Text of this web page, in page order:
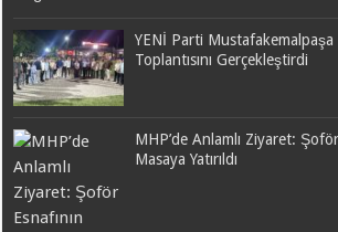
YENİ Parti
Toplantısını Gerçekleştirdi
MHP’de Anlamlı Ziyaret:
Masaya Yatırıldı